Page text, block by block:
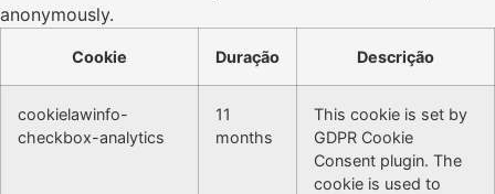
anonymously.
Cookie Duração Descrição
cookielawinfo-
checkbox-analytics
11
months
This cookie is set by
GDPR Cookie
Consent plugin. The
cookie is used to